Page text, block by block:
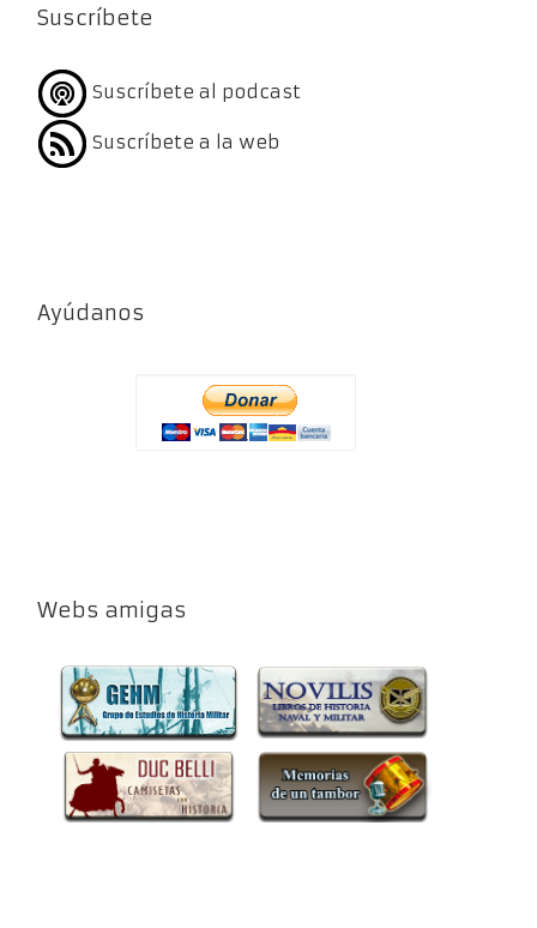
Suscríbete
Suscríbete al podcast
Suscríbete a la web
Ayúdanos
Webs amigas